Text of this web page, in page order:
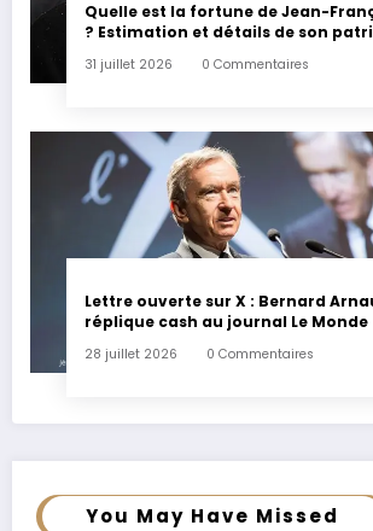
Quelle est la fortune de Jean-
? Estimation et détails de son
31 juillet 2026 0 Commentaires
Lettre ouverte sur X : Bernard
réplique cash au journal Le Monde
28 juillet 2026 0 Commentaires
You May Have Missed